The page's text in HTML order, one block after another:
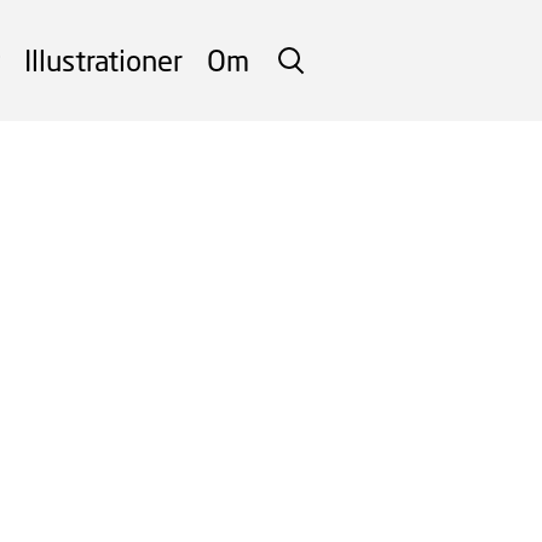
SØG
Illustrationer Om